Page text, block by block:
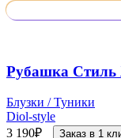
Рубашка Стиль
Блузки / Туники
Diol-style
3 190₽ Заказ в 1